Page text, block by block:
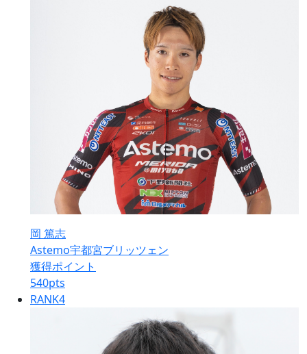
岡 篤志
Astemo宇都宮ブリッツェン
獲得ポイント
540pts
RANK4